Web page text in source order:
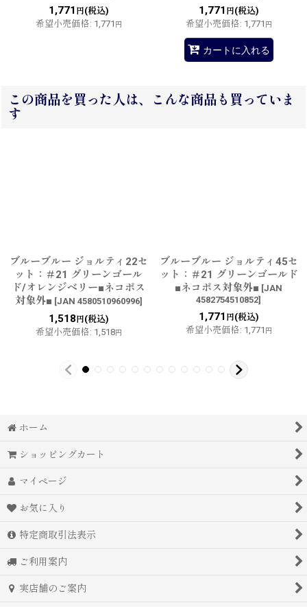
1,771 円(税込)
希望小売価格: 1,771 円
1,771 円(税込)
希望小売価格: 1,771 円
カートに入れる
この商品を買った人は、こんな商品も買っていま
す
ブルーブルー ジョルティ22セ
ット：＃21 グリーンゴール
ド/オレンジベリー■ネコポス
対象外■ [JAN 4580510960996]
1,518 円(税込)
希望小売価格: 1,518円
ブルーブルー ジョルティ45セ
ット：＃21 グリーンゴールド
■ネコポス対象外■ [JAN
4582754510852]
1,771 円(税込)
希望小売価格: 1,771 円
ホーム
ショッピングカート
マイページ
お気に入り
特定商取引法表示
ご利用案内
実店舗のご案内